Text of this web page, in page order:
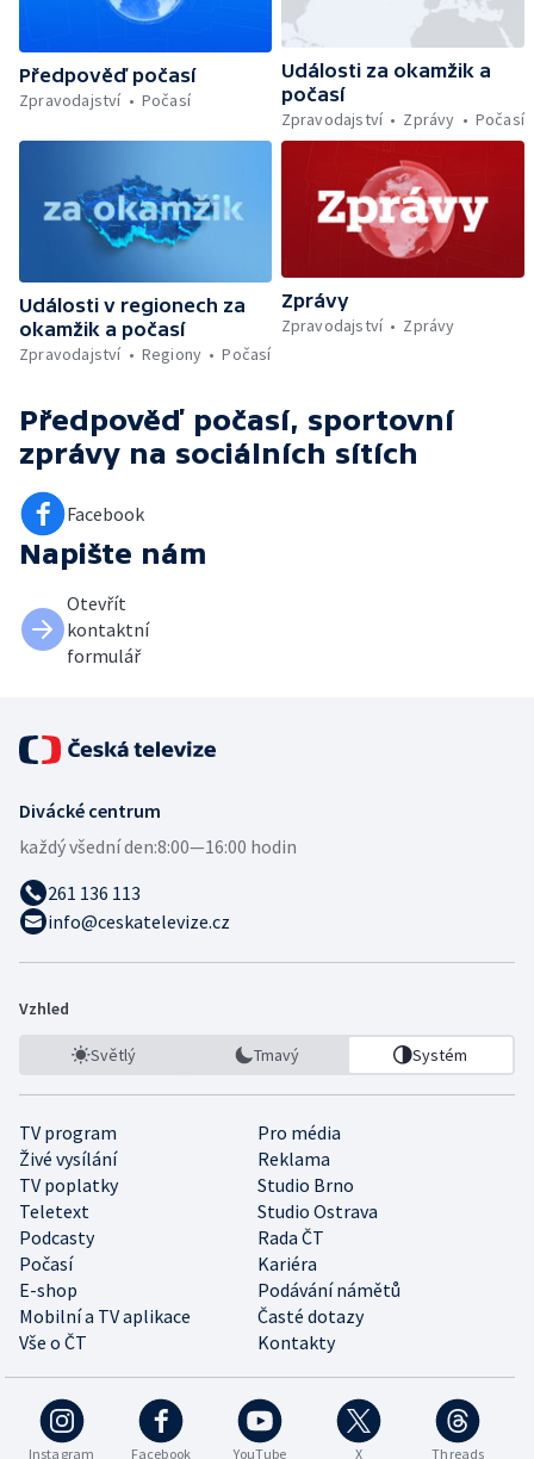
Předpověď počasí
Zpravodajství
Počasí
Události za okamžik a
počasí
Zpravodajství
Zprávy Počasí
Události v regionech za
okamžik a počasí
Zpravodajství
Regiony Počasí
Zprávy
Zpravodajství
Zprávy
Předpověď počasí, sportovní
zprávy na sociálních sítích
Facebook
Napište nám
Otevřít
kontaktní
formulář
Divácké centrum
každý všední den:8:00—16:00 hodin
261 136 113
info@ceskatelevize.cz
Vzhled
Světlý Tmavý Systém
TV program
Pro média
Živé vysílání
Reklama
TV poplatky
Studio Brno
Teletext
Studio Ostrava
Podcasty
Rada ČT
Počasí
Kariéra
E-shop
Podávání námětů
Mobilní a TV aplikace
Časté dotazy
Vše o ČT
Kontakty
Instagram Facebook YouTube X Threads